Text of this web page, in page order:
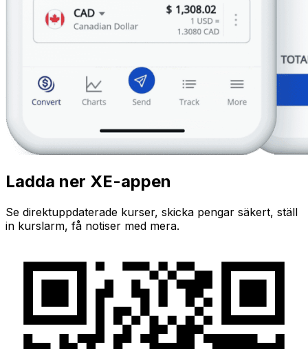
Ladda ner XE-appen
Se direktuppdaterade kurser, skicka pengar säkert, ställ
in kurslarm, få notiser med mera.